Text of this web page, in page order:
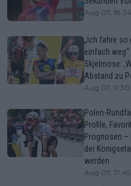
Aug 07, 18:34
„Ich fahre so
einfach
Skjelmose:
Abstand zu
Aug 07, 11:30
Polen-
Profile,
Prognosen –
der
werden
Aug 07, 17:45